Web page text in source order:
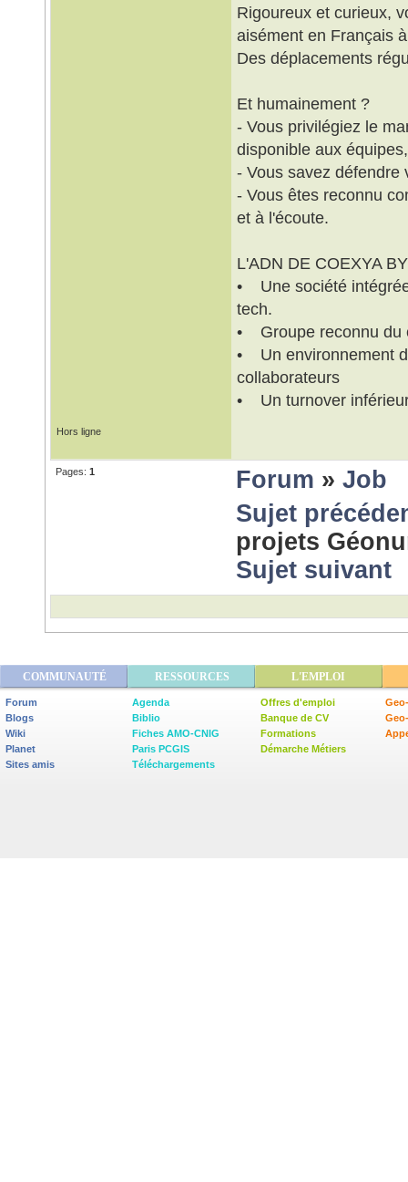
Rigoureux et curieux,
aisément en Français
Des déplacements
Et humainement ?
- Vous privilégiez le
disponible aux équipes,
- Vous savez défendre
- Vous êtes reconnu
et à l'écoute.
L'ADN DE COEXYA
• Une société
tech.
• Groupe reconnu du
• Un environnement
collaborateurs
• Un turnover
Hors ligne
Pages: 1 Forum » Job
Sujet
projets
Sujet suivant
COMMUNAUTÉ RESSOURCES L'EMPLOI
Forum
Blogs
Wiki
Planet
Sites amis
Agenda
Biblio
Fiches AMO-CNIG
Paris PCGIS
Téléchargements
Offres d'emploi
Banque de CV
Formations
Démarche Métiers